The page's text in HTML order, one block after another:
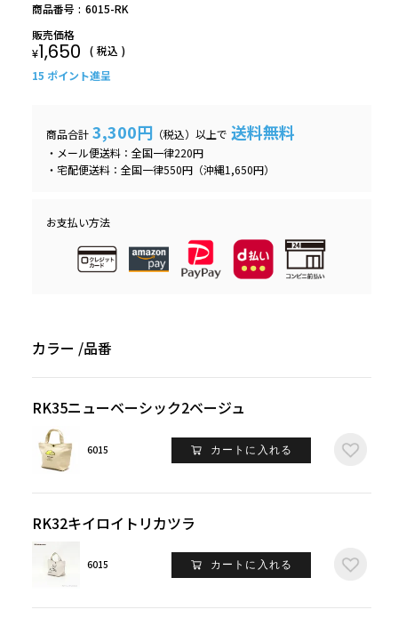
商品番号
6015-RK
販売価格
¥1,650
税込
15 ポイント進呈
商品合計 3,300円 （税込）以上で 送料無料
・メール便送料：全国一律220円
・宅配便送料：全国一律550円（沖縄1,650円）
お支払い方法
カラー 品番
RK35ニューベーシック2ベージュ
6015 カートに入れる
RK32キイロイトリカツラ
6015 カートに入れる